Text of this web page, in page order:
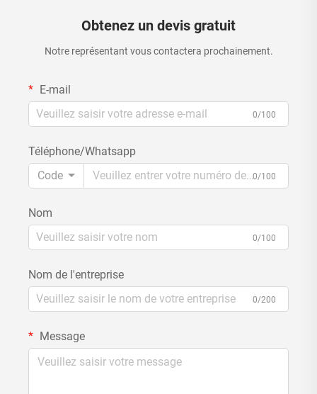
Obtenez un devis gratuit
Notre représentant vous contactera prochainement.
E-mail
0/100
Téléphone/Whatsapp
Code
0/100
Nom
0/100
Nom de l'entreprise
0/200
Message